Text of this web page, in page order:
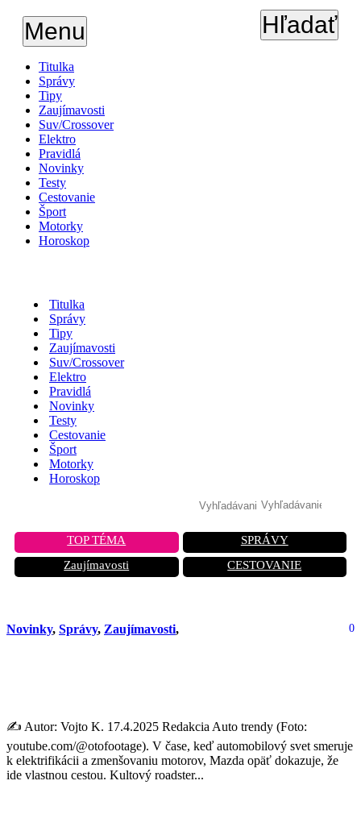
Menu Hľadať
Titulka
Správy
Tipy
Zaujímavosti
Suv/Crossover
Elektro
Pravidlá
Novinky
Testy
Cestovanie
Šport
Motorky
Horoskop
Titulka
Správy
Tipy
Zaujímavosti
Suv/Crossover
Elektro
Pravidlá
Novinky
Testy
Cestovanie
Šport
Motorky
Horoskop
TOP TÉMA
SPRÁVY
Zaujímavosti
CESTOVANIE
Novinky, Správy, Zaujímavosti, 0
✍️ Autor: Vojto K. 17.4.2025 Redakcia Auto trendy (Foto:
youtube.com/@otofootage). V čase, keď automobilový svet smeruje
k elektrifikácii a zmenšovaniu motorov, Mazda opäť dokazuje, že
ide vlastnou cestou. Kultový roadster...